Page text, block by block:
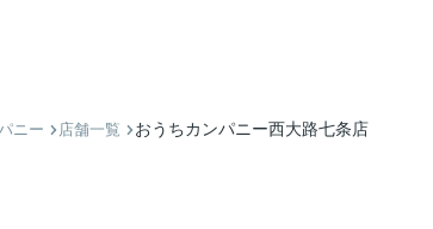
ニー 店舗一覧 おうちカンパニー西大路七条店